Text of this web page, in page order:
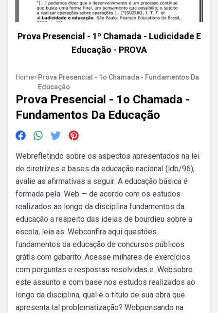
Prova Presencial - 1º Chamada - Ludicidade E
Educação - PROVA
Home>Prova Presencial - 1o Chamada - Fundamentos Da
Educação
Prova Presencial - 1o Chamada -
Fundamentos Da Educação
Webrefletindo sobre os aspectos apresentados na lei
de diretrizes e bases da educação nacional (ldb/96),
avalie as afirmativas a seguir: A educação básica é
formada pela. Web — de acordo com os estudos
realizados ao longo da disciplina fundamentos da
educação a respeito das ideias de bourdieu sobre a
escola, leia as. Webconfira aqui questões
fundamentos da educação de concursos públicos
grátis com gabarito. Acesse milhares de exercícios
com perguntas e respostas resolvidas e. Websobre
este assunto e com base nos estudos realizados ao
longo da disciplina, qual é o título de sua obra que
apresenta tal problematização? Webpensando na